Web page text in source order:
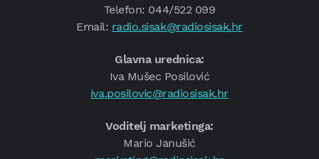
Telefon: 044/522 099
Email: radio.sisak@radiosisak.hr
Glavna urednica:
Iva Mušec Posilović
iva.posilovic@radiosisak.hr
Voditelj marketinga:
Mario Janušić